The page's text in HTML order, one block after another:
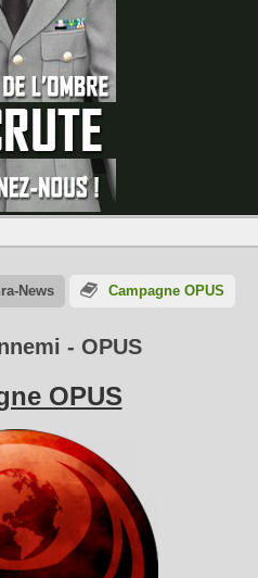
News Campagne OPUS
- OPUS
OPUS